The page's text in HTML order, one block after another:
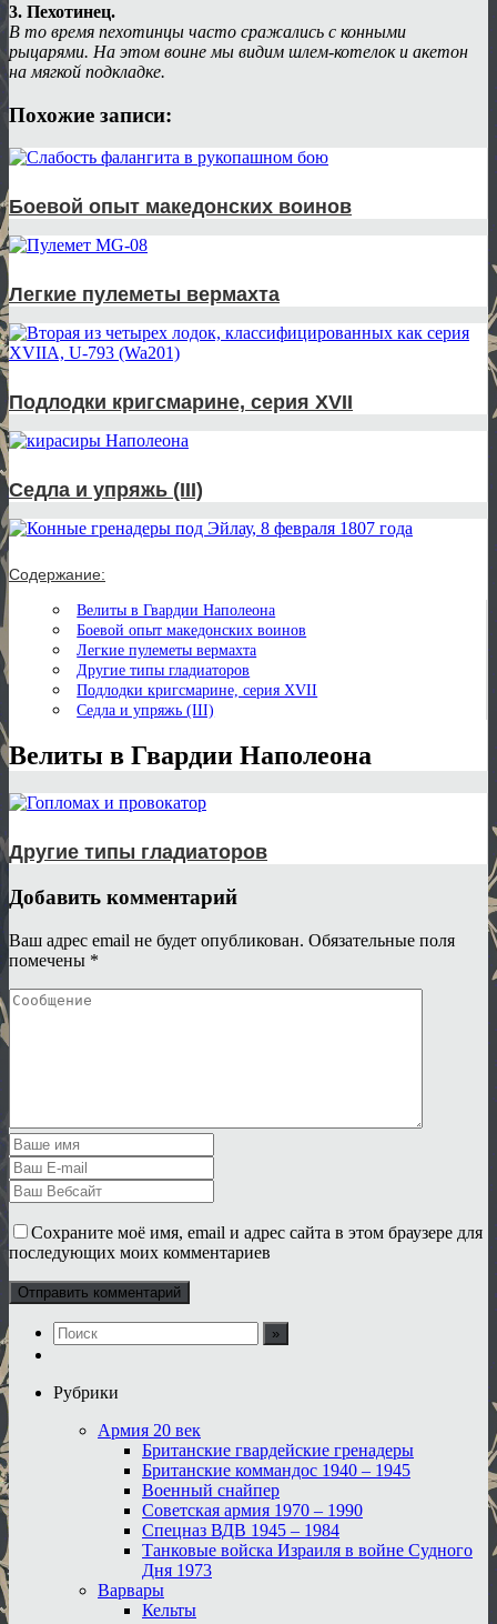
3. Пехотинец.
В то время пехотинцы часто сражались с конными
рыцарями. На этом воине мы видим шлем-котелок и акетон
на мягкой подкладке.
Похожие записи:
Боевой опыт македонских воинов
Легкие пулеметы вермахта
Подлодки кригсмарине, серия XVII
Седла и упряжь (III)
Содержание:
Велиты в Гвардии Наполеона
Боевой опыт македонских воинов
Легкие пулеметы вермахта
Другие типы гладиаторов
Подлодки кригсмарине, серия XVII
Седла и упряжь (III)
Велиты в Гвардии Наполеона
Другие типы гладиаторов
Добавить комментарий
Ваш адрес email не будет опубликован. Обязательные поля
помечены *
Сохраните моё имя, email и адрес сайта в этом браузере для
последующих моих комментариев
Рубрики
Армия 20 век
Британские гвардейские гренадеры
Британские коммандос 1940 – 1945
Военный снайпер
Советская армия 1970 – 1990
Спецназ ВДВ 1945 – 1984
Танковые войска Израиля в войне Судного
Дня 1973
Варвары
Кельты